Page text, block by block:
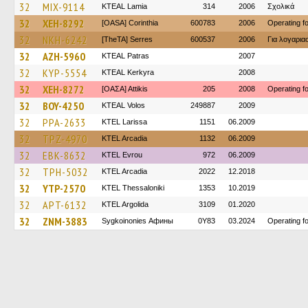
32 MIX-9114 KTEAL Lamia 314 2006 Σχολικά
32 XEH-8292 [OASA] Corinthia 600783 2006 Operating
32 NKH-6242 [TheTA] Serres 600537 2006 Για
32 AZH-5960 KTEAL Patras 2007
32 KYP-5554 KTEAL Kerkyra 2008
32 XEH-8272 [ΟΑΣΑ] Αttikis 205 2008 Operating
32 BOY-4250 KTEAL Volos 249887 2009
32 PPA-2633 KTEL Larissa 1151 06.2009
32 TPZ-4970 KTEL Arcadia 1132 06.2009
32 EBK-8632 KTEL Evrou 972 06.2009
32 TPH-5032 KTEL Arcadia 2022 12.2018
32 YTP-2570 KTEL Thessaloniki 1353 10.2019
32 APT-6132 KTEL Argolida 3109 01.2020
32 ZNM-3883 Sygkoinonies Афины 0Y83 03.2024 Operating